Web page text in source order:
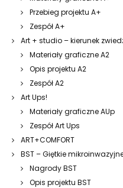
Przebieg projektu A+
Zespół A+
Art + studio – kierunek
Materiały graficzne A2
Opis projektu A2
Zespół A2
Art Ups!
Materiały graficzne AUp
Zespół Art Ups
ART+COMFORT
BST – Giętkie
Nagrody BST
Opis projektu BST